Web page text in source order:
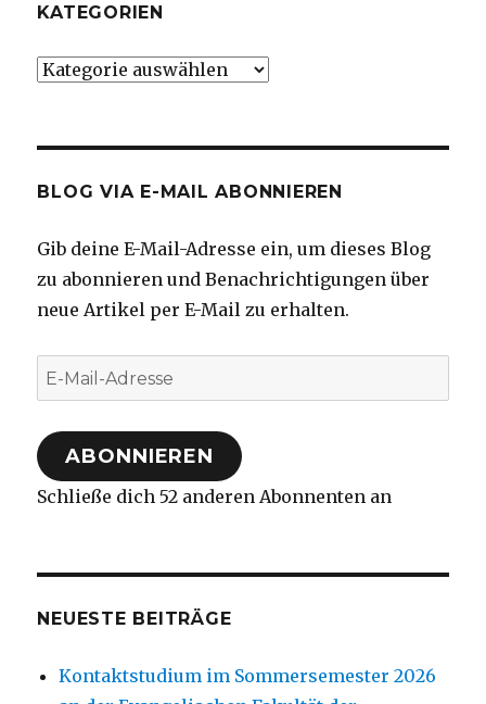
KATEGORIEN
Kategorien
BLOG VIA E-MAIL ABONNIEREN
Gib deine E-Mail-Adresse ein, um dieses Blog
zu abonnieren und Benachrichtigungen über
neue Artikel per E-Mail zu erhalten.
E-
Mail-
Adresse
ABONNIEREN
Schließe dich 52 anderen Abonnenten an
NEUESTE BEITRÄGE
Kontaktstudium im Sommersemester 2026